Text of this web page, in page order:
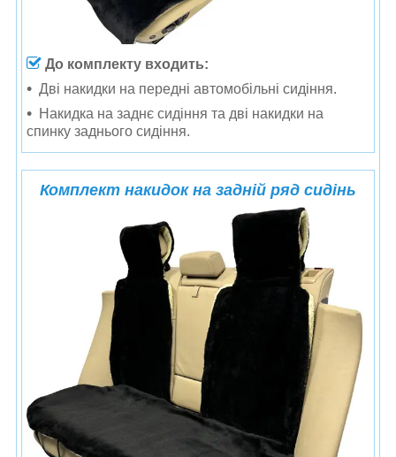
До комплекту входить:
Дві накидки на передні автомобільні сидіння.
Накидка на заднє сидіння та дві накидки на
спинку заднього сидіння.
Комплект накидок на задній ряд сидінь